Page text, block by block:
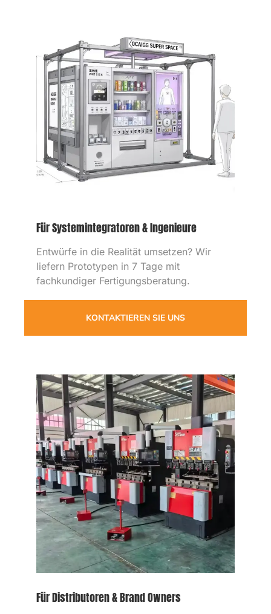
Für Systemintegratoren&Ingenieure
Entwürfe in die Realität umsetzen? Wir
liefern Prototypen in 7 Tage mit
fachkundiger Fertigungsberatung.
KONTAKTIEREN SIE UNS
Für Distributoren&Markeninhaber